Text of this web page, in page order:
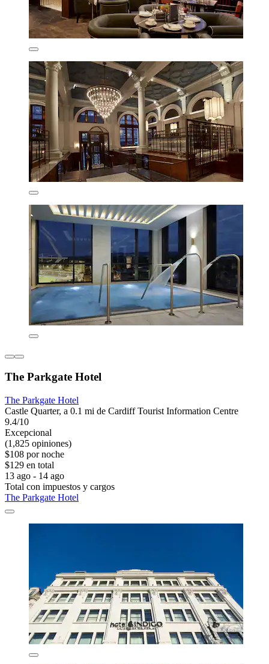
The Parkgate Hotel
The Parkgate Hotel
Castle Quarter, a 0.1 mi de Cardiff Tourist Information Centre
9.4/10
Excepcional
(1,825 opiniones)
$108 por noche
$129 en total
13 ago - 14 ago
Total con impuestos y cargos
The Parkgate Hotel